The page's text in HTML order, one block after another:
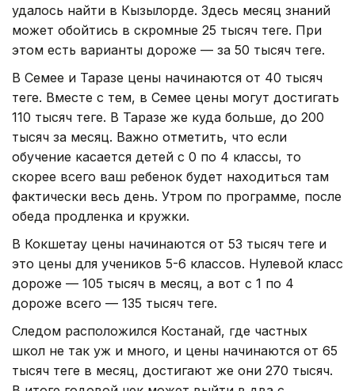
удалось найти в Кызылорде. Здесь месяц знаний
может обойтись в скромные 25 тысяч теңге. При
этом есть варианты дороже — за 50 тысяч теңге.
В Семее и Таразе цены начинаются от 40 тысяч
теңге. Вместе с тем, в Семее цены могут достигать
110 тысяч теңге. В Таразе же куда больше, до 200
тысяч за месяц. Важно отметить, что если
обучение касается детей с 0 по 4 классы, то
скорее всего ваш ребенок будет находиться там
фактически весь день. Утром по программе, после
обеда продленка и кружки.
В Кокшетау цены начинаются от 53 тысяч теңге и
это цены для учеников 5-6 классов. Нулевой класс
дороже — 105 тысяч в месяц, а вот с 1 по 4
дороже всего — 135 тысяч теңге.
Следом расположился Костанай, где частных
школ не так уж и много, и цены начинаются от 65
тысяч теңге в месяц, достигают же они 270 тысяч.